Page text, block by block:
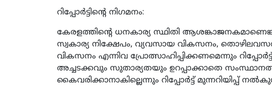
റിപ്പോര്‍ട്ടിന്റെ നിഗമനം:
കേരളത്തിന്റെ ധനകാര്യ സ്ഥിതി
സ്വകാര്യ നിക്ഷേപം, വ്യവസായ വികസനം,
വികസനം എന്നിവ പ്രോത്സാഹിപ്പിക്കണമെന്നും
അച്ചടക്കവും സുതാര്യതയും ഉറപ്പാക്കാതെ
കൈവരിക്കാനാകില്ലെന്നും റിപ്പോര്‍ട്ട് മുന്നറിയിപ്പ്